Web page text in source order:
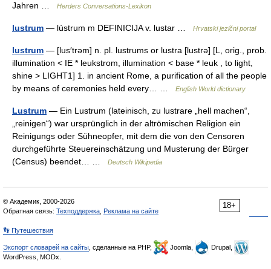
Jahren …
Herders Conversations-Lexikon
lustrum — lùstrum m DEFINICIJA v. lustar … Hrvatski jezični portal
lustrum — [lus′trəm] n. pl. lustrums or lustra [lustrə] [L, orig., prob.
illumination < IE * leukstrom, illumination < base * leuk , to light,
shine > LIGHT1] 1. in ancient Rome, a purification of all the people
by means of ceremonies held every… …
English World dictionary
Lustrum — Ein Lustrum (lateinisch, zu lustrare „hell machen“,
„reinigen“) war ursprünglich in der altrömischen Religion ein
Reinigungs oder Sühneopfer, mit dem die von den Censoren
durchgeführte Steuereinschätzung und Musterung der Bürger
(Census) beendet… …
Deutsch Wikipedia
18+
© Академик, 2000-2026
Обратная связь: Техподдержка Реклама на сайте
👣 Путешествия
Экспорт словарей на сайты , сделанные на PHP, Joomla,
Drupal,
WordPress, MODx.